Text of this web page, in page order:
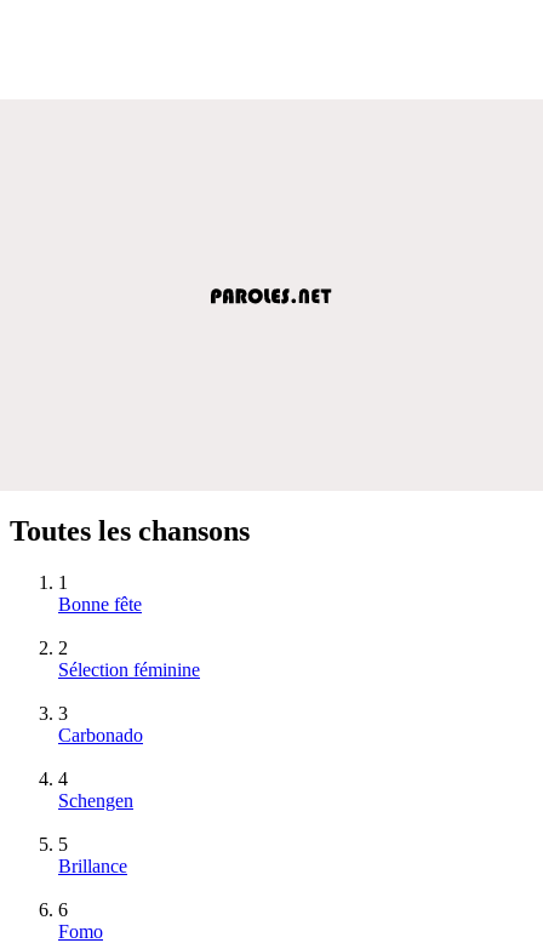
Toutes les chansons
1
Bonne fête
2
Sélection féminine
3
Carbonado
4
Schengen
5
Brillance
6
Fomo